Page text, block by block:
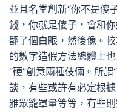
並且名堂創新“你不是傻
錢，你就是傻子，會和
翻了個白眼，然後像。
的數字造假方法總體上
“硬”創意兩種伎倆。所
談，有些或許有必定根
雅眾籠罩量等等，有些